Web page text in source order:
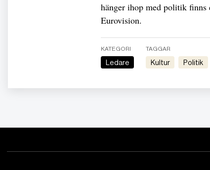
hänger ihop med politik finns
Eurovision.
KATEGORI
Ledare
TAGGAR
Kultur Politik